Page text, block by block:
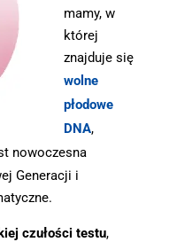
mamy, w
której
znajduje się
wolne
płodowe
DNA,
nowoczesna
Generacji i
czułości testu,